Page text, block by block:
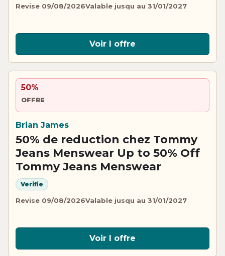
Revise 09/08/2026Valable jusqu au 31/01/2027
Voir l offre
50%
OFFRE
Brian James
50% de reduction chez Tommy
Jeans Menswear Up to 50% Off
Tommy Jeans Menswear
Verifie
Revise 09/08/2026Valable jusqu au 31/01/2027
Voir l offre